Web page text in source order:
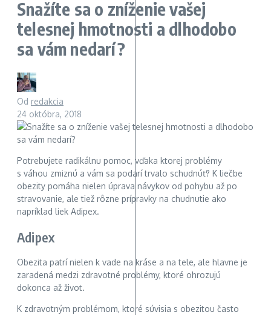
Snažíte sa o zníženie vašej
telesnej hmotnosti a dlhodobo
sa vám nedarí?
Od redakcia
24 októbra, 2018
Potrebujete radikálnu pomoc, vďaka ktorej problémy
s váhou zmiznú a vám sa podarí trvalo schudnúť? K liečbe
obezity pomáha nielen úprava návykov od pohybu až po
stravovanie, ale tiež rôzne prípravky na chudnutie ako
napríklad liek Adipex.
Adipex
Obezita patrí nielen k vade na kráse a na tele, ale hlavne je
zaradená medzi zdravotné problémy, ktoré ohrozujú
dokonca až život.
K zdravotným problémom, ktoré súvisia s obezitou často